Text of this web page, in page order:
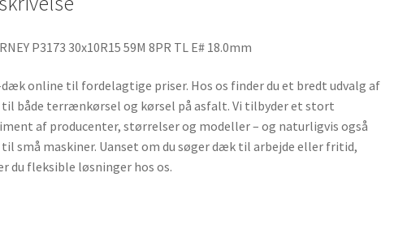
k
P3173 30x10R15 59M 8PR TL E# 18.0mm
dæk online til fordelagtige priser. Hos os finder du et bredt udvalg af
både terrænkørsel og kørsel på asfalt. Vi tilbyder et stort
af producenter, størrelser og modeller – og naturligvis også
små maskiner. Uanset om du søger dæk til arbejde eller fritid,
du fleksible løsninger hos os.